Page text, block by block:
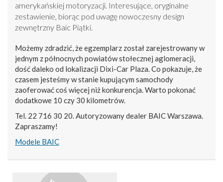
amerykańskiej motoryzacji. Interesujące, oryginalne
zestawienie, biorąc pod uwagę nowoczesny design
zewnętrzny Baic Piątki.
Możemy zdradzić, że egzemplarz został zarejestrowany w
jednym z północnych powiatów stołecznej aglomeracji,
dość daleko od lokalizacji Dixi-Car Plaza. Co pokazuje, że
czasem jesteśmy w stanie kupującym samochody
zaoferować coś więcej niż konkurencja. Warto pokonać
dodatkowe 10 czy 30 kilometrów.
Tel. 22 716 30 20. Autoryzowany dealer BAIC Warszawa.
Zapraszamy!
Modele BAIC